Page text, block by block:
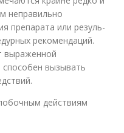
непра­виль­но
препарата или ре­зуль­
рекомендаций.
выраженной
способен вызывать
действиям